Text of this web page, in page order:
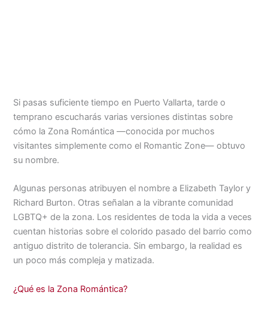
Si pasas suficiente tiempo en Puerto Vallarta, tarde o
temprano escucharás varias versiones distintas sobre
cómo la Zona Romántica —conocida por muchos
visitantes simplemente como el Romantic Zone— obtuvo
su nombre.
Algunas personas atribuyen el nombre a Elizabeth Taylor y
Richard Burton. Otras señalan a la vibrante comunidad
LGBTQ+ de la zona. Los residentes de toda la vida a veces
cuentan historias sobre el colorido pasado del barrio como
antiguo distrito de tolerancia. Sin embargo, la realidad es
un poco más compleja y matizada.
¿Qué es la Zona Romántica?